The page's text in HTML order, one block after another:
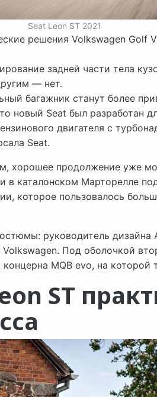
Seat Leon ST 2021
решения Volkswagen Golf
задней части тела
— нет.
багажник станут более
новый Seat был разработан
двигателя с
Seat.
хорошее продолжение уже
в каталонском Марторелле
которое пользовалось
руководитель
Под оболочкой
MQB evo, на которой
ST